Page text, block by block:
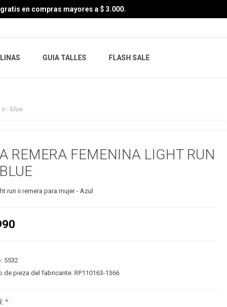
gratis en compras mayores a $ 3.000.
GUIA TALLES FLASH SALE
ii - blue
REMERA FEMENINA LIGHT RUN
run ii remera para mujer - Azul
5532
de pieza del fabricante: RP110163-1366
*